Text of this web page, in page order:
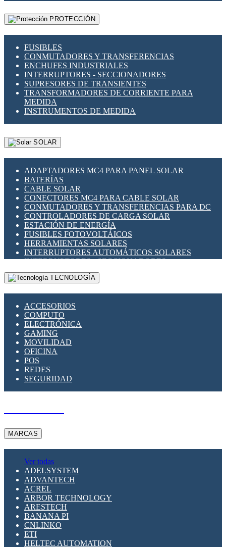
PROTECCIÓN
FUSIBLES
CONMUTADORES Y TRANSFERENCIAS
ENCHUFES INDUSTRIALES
INTERRUPTORES - SECCIONADORES
SUPRESORES DE TRANSIENTES
TRANSFORMADORES DE CORRIENTE PARA
MEDIDA
INSTRUMENTOS DE MEDIDA
SOLAR
ADAPTADORES MC4 PARA PANEL SOLAR
BATERÍAS
CABLE SOLAR
CONECTORES MC4 PARA CABLE SOLAR
CONMUTADORES Y TRANSFERENCIAS PARA DC
CONTROLADORES DE CARGA SOLAR
ESTACIÓN DE ENERGÍA
FUSIBLES FOTOVOLTÁICOS
HERRAMIENTAS SOLARES
INTERRUPTORES AUTOMÁTICOS SOLARES
INTERRUPTORES - SECCIONADORES
FOTOVOLTÁICOS
MONTAJE PANEL SOLAR
SUPRESOR DE TRANSIENTES SPDS PARA
APLICACIONES FOTOVOLTAICAS
TECNOLOGÍA
ACCESORIOS
COMPUTO
ELECTRÓNICA
GAMING
MOVILIDAD
OFICINA
POS
REDES
SEGURIDAD
MARCAS
Ver todas
ADELSYSTEM
ADVANTECH
ACREL
ARBOR TECHNOLOGY
ARESTECH
BANANA PI
CNLINKO
ETI
HELTEC AUTOMATION